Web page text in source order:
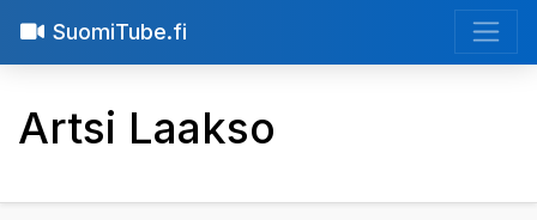
SuomiTube.fi
Artsi Laakso